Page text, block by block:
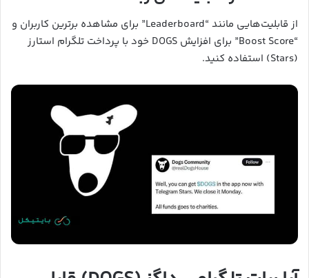
از قابلیت‌هایی مانند “Leaderboard” برای مشاهده برترین کاربران و
“Boost Score” برای افزایش DOGS خود با پرداخت تلگرام استارز
(Stars) استفاده کنید.